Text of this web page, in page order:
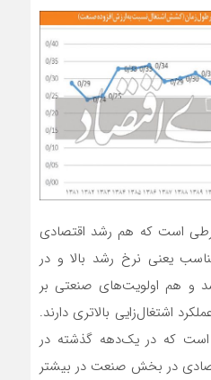
است که هم رشد اقتصادی
یعنی نرخ رشد بالا و در
و هم اولویت‌‌‌های صنعتی بر
اشتغال‌زایی بالاتری دارند.
است که در یک‌دهه گذشته در
در بخش صنعت در بیشتر